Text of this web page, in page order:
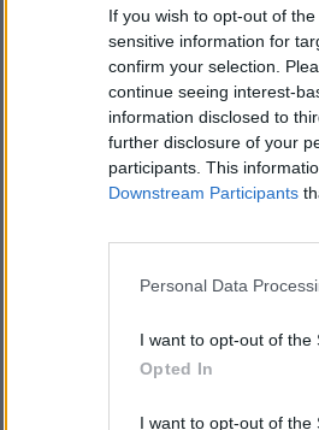
If you wish to opt-out of
sensitive information for
confirm your selection.
continue seeing interest-
information disclosed to
further disclosure of your
participants. This
Downstream Participants
Personal Data
I want to opt-out of the
Opted In
I want to opt-out of the